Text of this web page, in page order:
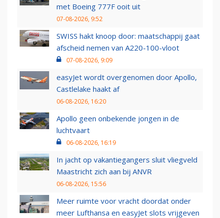
met Boeing 777F ooit uit
07-08-2026, 9:52
SWISS hakt knoop door: maatschappij gaat
afscheid nemen van A220-100-vloot
07-08-2026, 9:09
easyJet wordt overgenomen door Apollo,
Castlelake haakt af
06-08-2026, 16:20
Apollo geen onbekende jongen in de
luchtvaart
06-08-2026, 16:19
In jacht op vakantiegangers sluit vliegveld
Maastricht zich aan bij ANVR
06-08-2026, 15:56
Meer ruimte voor vracht doordat onder
meer Lufthansa en easyJet slots vrijgeven